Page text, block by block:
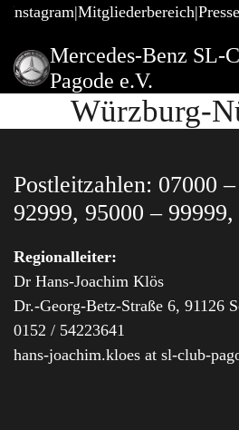
Mitgliederbereich
Mercedes-Benz SL-
Pagode e.V.
Würzburg-
Postleitzahlen: 07000
92999, 95000 –
Regionalleiter:
Dr Hans-Joachim Klös
Dr.-Georg-Betz-Straße 6, 91126
0152 / 54223641
hans-joachim.kloes at sl-club-